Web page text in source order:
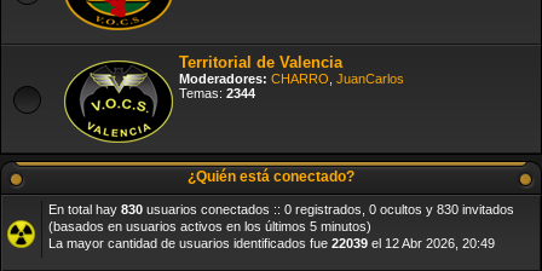
Territorial de Valencia
Moderadores: CHARRO JuanCarlos
Temas: 2344
¿Quién está conectado?
En total hay 830 usuarios conectados :: 0 registrados, 0 ocultos y 830 invitados
(basados en usuarios activos en los últimos 5 minutos)
La mayor cantidad de usuarios identificados fue 22039 el 12 Abr 2026, 20:49